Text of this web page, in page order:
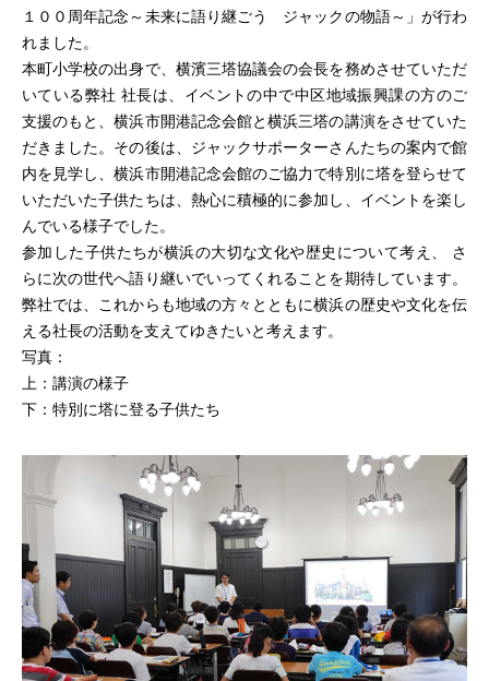
１００周年記念～未来に語り継ごう ジャックの物語～」が行わ
れました。
本町小学校の出身で、横濱三塔協議会の会長を務めさせていただ
いている弊社 社長は、イベントの中で中区地域振興課の方のご
支援のもと、横浜市開港記念会館と横浜三塔の講演をさせていた
だきました。その後は、ジャックサポーターさんたちの案内で館
内を見学し、横浜市開港記念会館のご協力で特別に塔を登らせて
いただいた子供たちは、熱心に積極的に参加し、イベントを楽し
んでいる様子でした。
参加した子供たちが横浜の大切な文化や歴史について考え、 さ
らに次の世代へ語り継いでいってくれることを期待しています。
弊社では、これからも地域の方々とともに横浜の歴史や文化を伝
える社長の活動を支えてゆきたいと考えます。
写真：
上：講演の様子
下：特別に塔に登る子供たち